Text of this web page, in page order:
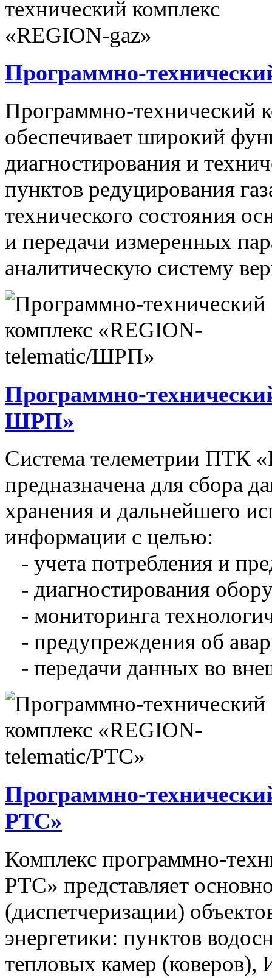
Программно-
Программно-технический
обеспечивает широкий
диагностирования и
пунктов редуцирования
технического состояния
и передачи измеренных
аналитическую систему
Программно-
ШРП»
Система телеметрии ПТК
предназначена для сбора
хранения и дальнейшего
информации с целью:
- учета потребления и
- диагностирования
- мониторинга
- предупреждения об
- передачи данных во
Программно-
РТС»
Комплекс программно-
РТС» представляет
(диспетчеризации)
энергетики: пунктов
тепловых камер